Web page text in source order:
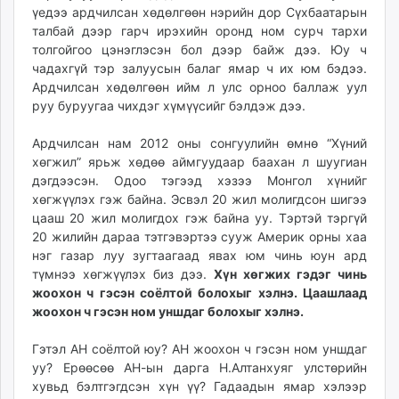
үедээ ардчилсан хөдөлгөөн нэрийн дор Сүхбаатарын
талбай дээр гарч ирэхийн оронд ном сурч тархи
толгойгоо цэнэглэсэн бол дээр байж дээ. Юу ч
чадахгүй тэр залуусын балаг ямар ч их юм бэдээ.
Ардчилсан хөдөлгөөн ийм л улс орноо баллаж уул
руу буруугаа чихдэг хүмүүсийг бэлдэж дээ.
Ардчилсан нам 2012 оны сонгуулийн өмнө “Хүний
хөгжил” ярьж хөдөө аймгуудаар баахан л шуугиан
дэгдээсэн. Одоо тэгээд хэзээ Монгол хүнийг
хөгжүүлэх гэж байна. Эсвэл 20 жил молигдсон шигээ
цааш 20 жил молигдох гэж байна уу. Тэртэй тэргүй
20 жилийн дараа тэтгэвэртээ сууж Америк орны хаа
нэг газар луу зугтаагаад явах юм чинь юун ард
түмнээ хөгжүүлэх биз дээ. Хүн хөгжих гэдэг чинь
жоохон ч гэсэн соёлтой болохыг хэлнэ. Цаашлаад
жоохон ч гэсэн ном уншдаг болохыг хэлнэ.
Гэтэл АН соёлтой юу? АН жоохон ч гэсэн ном уншдаг
уу? Ерөөсөө АН-ын дарга Н.Алтанхуяг улстөрийн
хувьд бэлтгэгдсэн хүн үү? Гадаадын ямар хэлээр